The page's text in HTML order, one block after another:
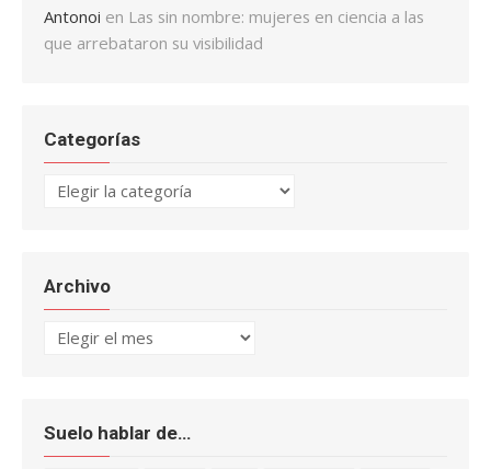
Antonoi en Las sin nombre: mujeres en ciencia a las
que arrebataron su visibilidad
Categorías
Categorías
Archivo
Archivo
Suelo hablar de…